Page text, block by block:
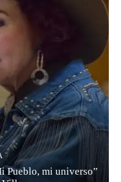
Pueblo, mi universo”